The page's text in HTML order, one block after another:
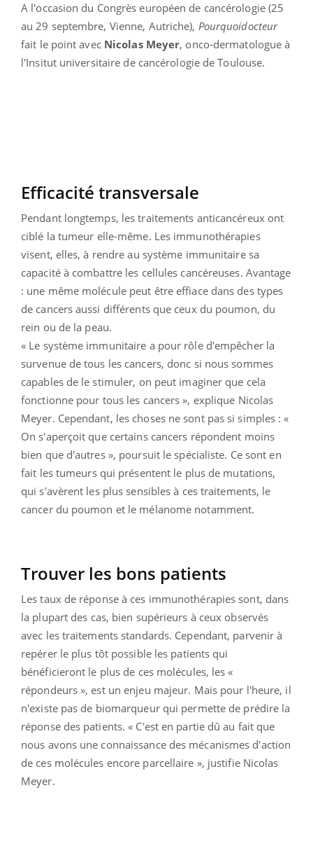
A l'occasion du Congrès européen de cancérologie (25
au 29 septembre, Vienne, Autriche), Pourquoidocteur
fait le point avec Nicolas Meyer, onco-dermatologue à
l'Insitut universitaire de cancérologie de Toulouse.
Efficacité transversale
Pendant longtemps, les traitements anticancéreux ont
ciblé la tumeur elle-même. Les immunothérapies
visent, elles, à rendre au système immunitaire sa
capacité à combattre les cellules cancéreuses. Avantage
: une même molécule peut être effiace dans des types
de cancers aussi différents que ceux du poumon, du
rein ou de la peau.
« Le système immunitaire a pour rôle d'empêcher la
survenue de tous les cancers, donc si nous sommes
capables de le stimuler, on peut imaginer que cela
fonctionne pour tous les cancers », explique Nicolas
Meyer. Cependant, les choses ne sont pas si simples : «
On s'aperçoit que certains cancers répondent moins
bien que d'autres », poursuit le spécialiste. Ce sont en
fait les tumeurs qui présentent le plus de mutations,
qui s'avèrent les plus sensibles à ces traitements, le
cancer du poumon et le mélanome notamment.
Trouver les bons patients
Les taux de réponse à ces immunothérapies sont, dans
la plupart des cas, bien supérieurs à ceux observés
avec les traitements standards. Cependant, parvenir à
repérer le plus tôt possible les patients qui
bénéficieront le plus de ces molécules, les «
répondeurs », est un enjeu majeur. Mais pour l'heure, il
n'existe pas de biomarqueur qui permette de prédire la
réponse des patients. « C'est en partie dû au fait que
nous avons une connaissance des mécanismes d'action
de ces molécules encore parcellaire », justifie Nicolas
Meyer.